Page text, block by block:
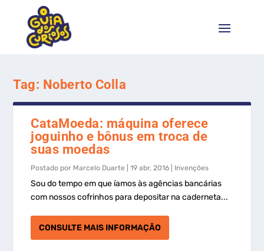
Tag: Noberto Colla
CataMoeda: máquina oferece
joguinho e bônus em troca de
suas moedas
Postado por Marcelo Duarte |19 abr, 2016 Invenções
Sou do tempo em que íamos às agências bancárias
com nossos cofrinhos para depositar na caderneta...
CONSULTE MAIS INFORMAÇÃO